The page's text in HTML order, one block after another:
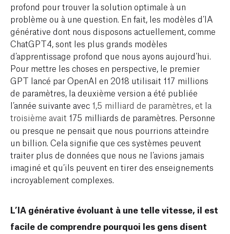
profond pour trouver la solution optimale à un
problème ou à une question. En fait, les modèles d’IA
générative dont nous disposons actuellement, comme
ChatGPT4, sont les plus grands modèles
d’apprentissage profond que nous ayons aujourd’hui.
Pour mettre les choses en perspective, le premier
GPT lancé par OpenAI en 2018 utilisait 117 millions
de paramètres, la deuxième version a été publiée
l’année suivante avec 1,5 milliard de paramètres, et la
troisième avait 175 milliards de paramètres. Personne
ou presque ne pensait que nous pourrions atteindre
un billion. Cela signifie que ces systèmes peuvent
traiter plus de données que nous ne l’avions jamais
imaginé et qu’ils peuvent en tirer des enseignements
incroyablement complexes.
L’IA générative évoluant à une telle vitesse, il est
facile de comprendre pourquoi les gens disent